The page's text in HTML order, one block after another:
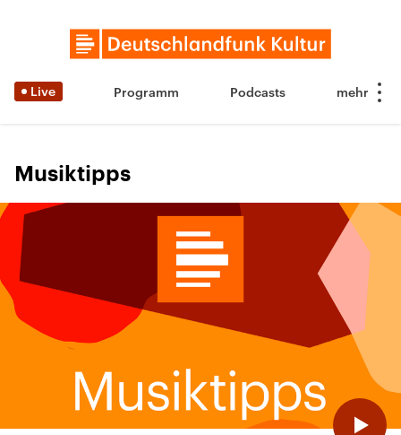
Live Programm Podcasts
Musiktipps